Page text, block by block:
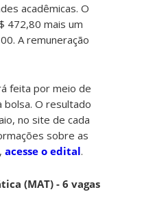
acadêmicas. O
472,80 mais um
A remuneração
feita por meio de
O resultado
no site de cada
sobre as
acesse o edital.
(MAT) - 6 vagas